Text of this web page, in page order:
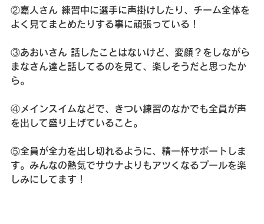
②嘉人さん 練習中に選手に声掛けしたり、チーム全体を
よく見てまとめたりする事に頑張っている！
③あおいさん 話したことはないけど、変顔？をしながら
まなさん達と話してるのを見て、楽しそうだと思ったか
ら。
④メインスイムなどで、きつい練習のなかでも全員が声
を出して盛り上げていること。
⑤全員が全力を出し切れるように、精一杯サポートしま
す。みんなの熱気でサウナよりもアツくなるプールを楽
しみにしてます！